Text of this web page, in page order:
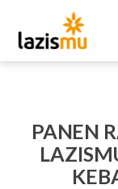
PANEN